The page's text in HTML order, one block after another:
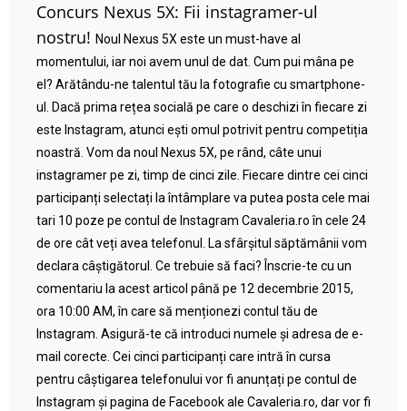
Concurs Nexus 5X: Fii instagramer-ul
nostru! Noul Nexus 5X este un must-have al
momentului, iar noi avem unul de dat. Cum pui mâna pe
el? Arătându-ne talentul tău la fotografie cu smartphone-
ul. Dacă prima rețea socială pe care o deschizi în fiecare zi
este Instagram, atunci ești omul potrivit pentru competiția
noastră. Vom da noul Nexus 5X, pe rând, câte unui
instagramer pe zi, timp de cinci zile. Fiecare dintre cei cinci
participanți selectați la întâmplare va putea posta cele mai
tari 10 poze pe contul de Instagram Cavaleria.ro în cele 24
de ore cât veți avea telefonul. La sfârșitul săptămânii vom
declara câștigătorul. Ce trebuie să faci? Înscrie-te cu un
comentariu la acest articol până pe 12 decembrie 2015,
ora 10:00 AM, în care să menționezi contul tău de
Instagram. Asigură-te că introduci numele și adresa de e-
mail corecte. Cei cinci participanți care intră în cursa
pentru câștigarea telefonului vor fi anunțați pe contul de
Instagram și pagina de Facebook ale Cavaleria.ro, dar vor fi